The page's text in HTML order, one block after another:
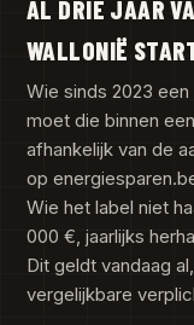
AL DRIE JAAR
WALLONIË
Wie sinds 2023
moet die binnen
afhankelijk van de
op
Wie het label niet
000 €, jaarlijks
Dit geldt vandaag
vergelijkbare